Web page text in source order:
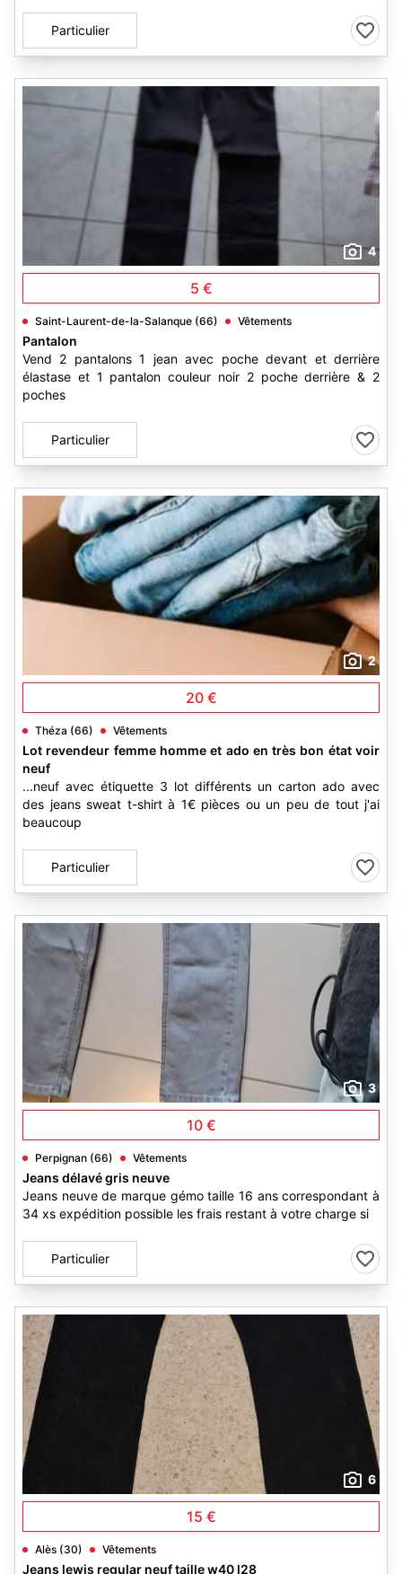
Particulier
4
5 €
Saint-Laurent-de-la-Salanque (66) Vêtements
Pantalon
Vend 2 pantalons 1 jean avec poche devant et derrière
élastase et 1 pantalon couleur noir 2 poche derrière & 2
poches
Particulier
2
20 €
Théza (66) Vêtements
Lot revendeur femme homme et ado en très bon état voir
neuf
...neuf avec étiquette 3 lot différents un carton ado avec
des jeans sweat t-shirt à 1€ pièces ou un peu de tout j'ai
beaucoup
Particulier
3
10 €
Perpignan (66) Vêtements
Jeans délavé gris neuve
Jeans neuve de marque gémo taille 16 ans correspondant à
34 xs expédition possible les frais restant à votre charge si
Particulier
6
15 €
Alès (30) Vêtements
Jeans lewis regular neuf taille w40 l28